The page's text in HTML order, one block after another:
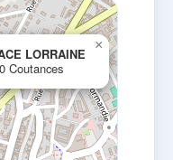
LORRAINE
Coutances
×